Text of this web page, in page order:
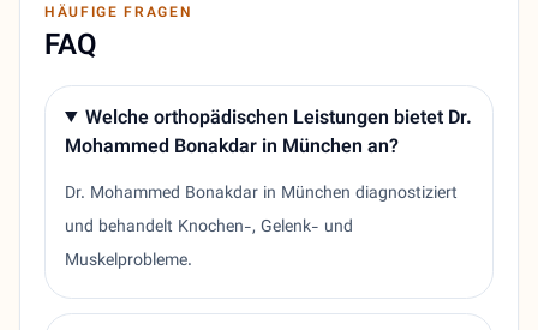
HÄUFIGE FRAGEN
FAQ
Welche orthopädischen Leistungen bietet Dr.
Mohammed Bonakdar in München an?
Dr. Mohammed Bonakdar in München diagnostiziert
und behandelt Knochen-, Gelenk- und
Muskelprobleme.